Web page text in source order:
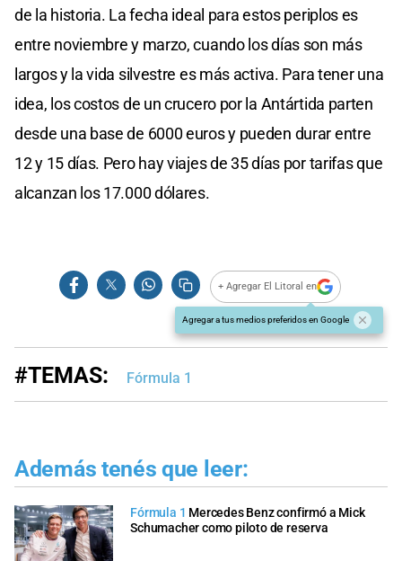
de la historia. La fecha ideal para estos periplos es
entre noviembre y marzo, cuando los días son más
largos y la vida silvestre es más activa. Para tener una
idea, los costos de un crucero por la Antártida parten
desde una base de 6000 euros y pueden durar entre
12 y 15 días. Pero hay viajes de 35 días por tarifas que
alcanzan los 17.000 dólares.
+ Agregar El Litoral en
Agregar a tus medios preferidos en Google
#TEMAS: Fórmula 1
Además tenés que leer:
Fórmula 1 Mercedes Benz confirmó a Mick
Schumacher como piloto de reserva